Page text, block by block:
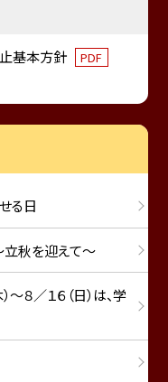
基本方針 PDF
る日
立秋を迎えて～
８／１６（日）は、学